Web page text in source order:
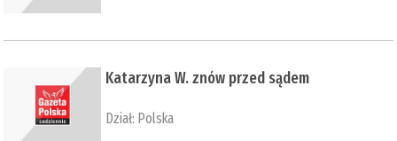
Katarzyna W. znów przed sądem
Dział: Polska